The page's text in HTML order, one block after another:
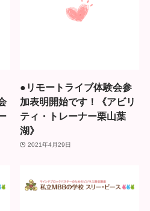
●リモートライブ体験会参
加表明開始です！《アビリ
ティ・トレーナー栗山葉
湖》
2021年4月29日